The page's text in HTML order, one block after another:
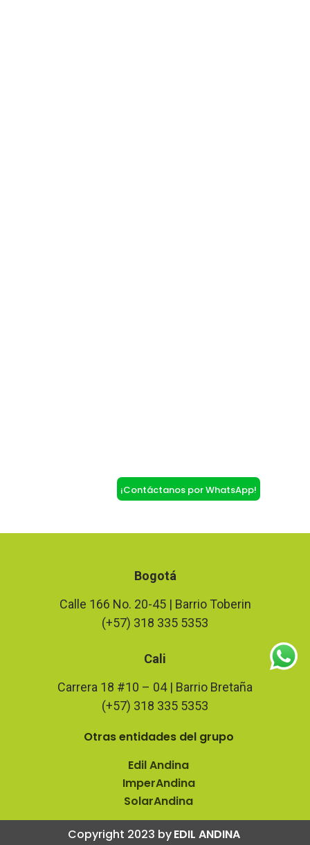
¡Contáctanos por WhatsApp!
Bogotá
Calle 166 No. 20-45 | Barrio Toberin
(+57) 318 335 5353
Cali
Carrera 18 #10 – 04 | Barrio Bretaña
(+57) 318 335 5353
Otras entidades del grupo
Edil Andina
ImperAndina
SolarAndina
Copyright 2023 byEDIL ANDINA